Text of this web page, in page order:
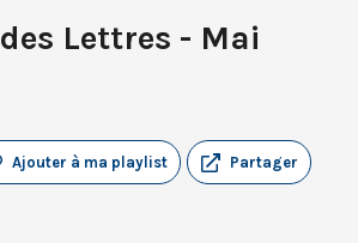
Lettres - Mai
Partager
Ajouter à ma playlist